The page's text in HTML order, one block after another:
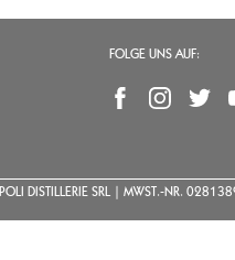
FOLGE UNS AUF:
POLI DISTILLERIE SRL | MWST.-NR.